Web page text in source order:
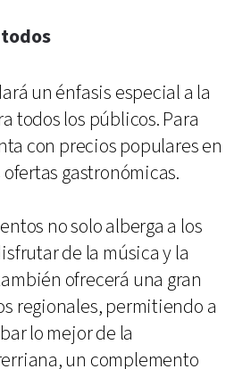
un énfasis especial a la
todos los públicos. Para
con precios populares en
gastronómicas.
no solo alberga a los
de la música y la
ofrecerá una gran
regionales, permitiendo a
lo mejor de la
un complemento